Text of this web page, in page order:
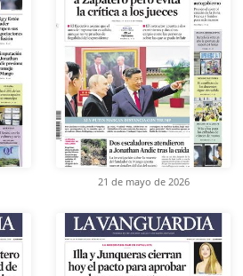
21 de mayo de 2026